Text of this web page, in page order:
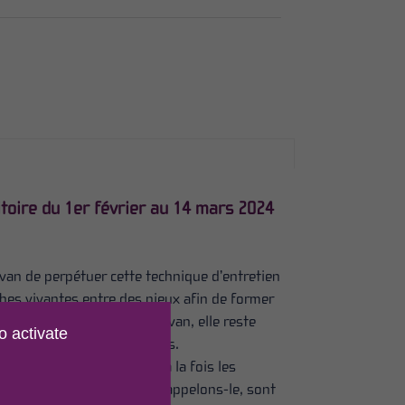
du 1er février au 14 mars 2024
de perpétuer cette technique d’entretien
vivantes entre des pieux afin de former
des siècles dans le Morvan, elle reste
la biodiversité et les sols.
tôt, afin de respecter à la fois les
de taille des haies, qui, rappelons-le, sont
activate